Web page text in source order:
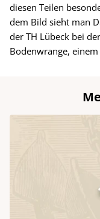
diesen Teilen
dem Bild sieht man
der TH Lübeck bei
Bodenwrange,